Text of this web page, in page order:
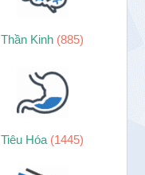
Thần Kinh (885)
Tiêu Hóa (1445)